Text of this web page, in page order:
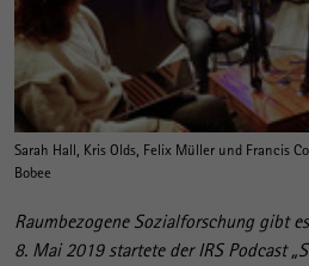
Sarah Hall, Kris Olds, Felix Müller und Francis
Bobee
Raumbezogene Sozialforschung gibt
8. Mai 2019 startete der IRS Podcast